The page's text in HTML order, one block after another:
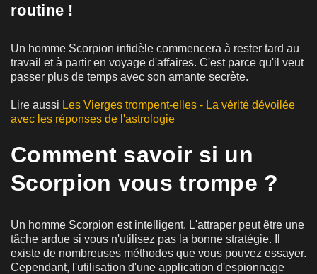
routine !
Un homme Scorpion infidèle commencera à rester tard au
travail et à partir en voyage d'affaires. C'est parce qu'il veut
passer plus de temps avec son amante secrète.
Lire aussi Les Vierges trompent-elles - La vérité dévoilée
avec les réponses de l'astrologie
Comment savoir si un
Scorpion vous trompe ?
Un homme Scorpion est intelligent. L'attraper peut être une
tâche ardue si vous n'utilisez pas la bonne stratégie. Il
existe de nombreuses méthodes que vous pouvez essayer.
Cependant, l'utilisation d'une application d'espionnage